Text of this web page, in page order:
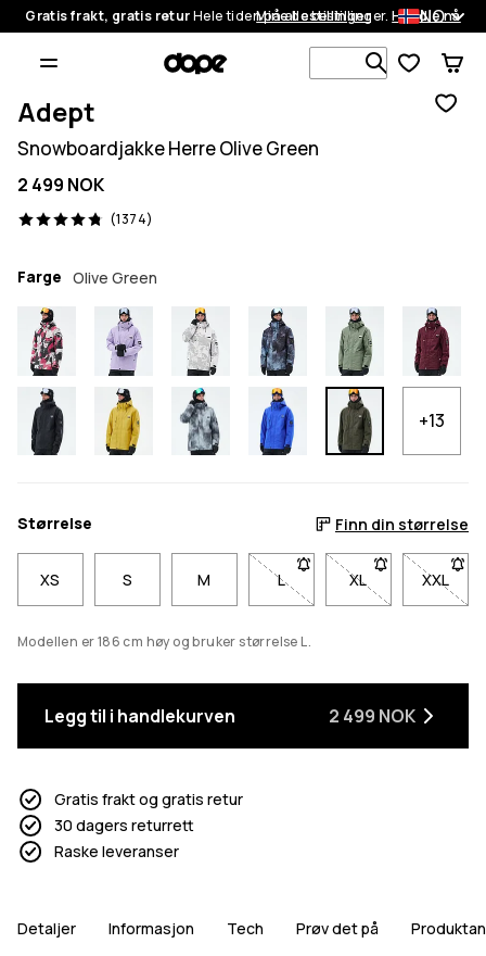
Gratis frakt, gratis returHele tiden på alle bestillinger.Handle nå
Mine bestillinger NO
Søk blant 1
Adept
Snowboardjakke Herre Olive Green
2 499 NOK
(1374)
1374 anmeldelser, 4.8/5
Farge Olive Green
+13
Størrelse Finn din størrelse
XS S M L- Størrelse L er ikke
XL- Størrelse XL er
XXL
-
Modellen er 186 cm høy og bruker størrelse L.
Legg til i handlekurven 2 499 NOK
Gratis frakt og gratis retur
30 dagers returrett
Raske leveranser
Detaljer Informasjon Tech Prøv det på